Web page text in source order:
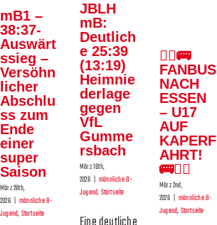
mB1 –
38:37-
Auswärt
ssieg –
Versöhn
licher
Abschlu
ss zum
Ende
einer
super
Saison
März 26th,
2026 | männliche B-
Jugend,Startseite
gegen
VfL
Gummersbach
männliche B-Jugend
Startseite
JBLH
mB:
Deutlich
e 25:39
(13:19)
Heimnie
derlage
gegen
VfL
Gumme
rsbach
März 16th,
2026 | männliche B-
Jugend,Startseite
U17 AUF
KAPERFAHRT!
🚌🏴‍☠️
männliche B-Jugend
Startseite
🏴‍☠️🚌
FANBUS
NACH
ESSEN
– U17
AUF
KAPERF
AHRT!
🚌🏴‍☠️
März 2nd,
2026 | männliche B-
Jugend,Startseite
knapp
mit
31:32
männliche B-Jugend
Startseite